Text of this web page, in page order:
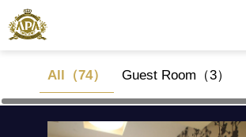
All（74） Guest Room（3）